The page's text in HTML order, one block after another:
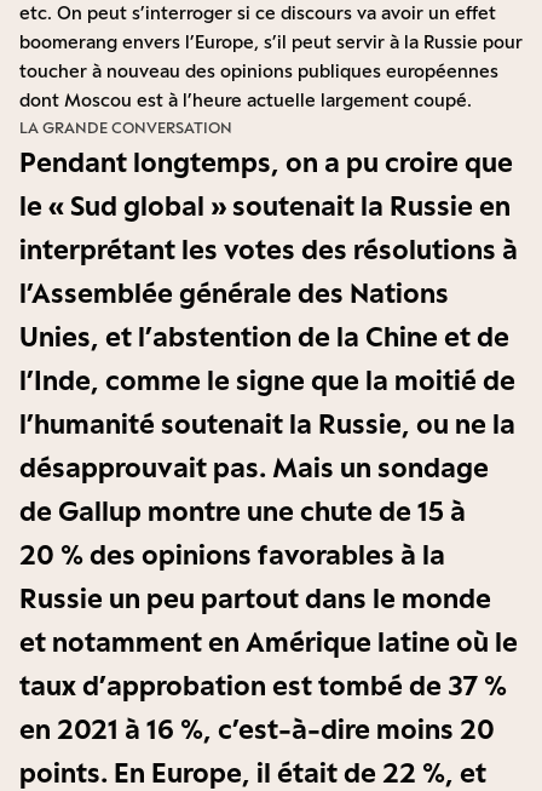
etc. On peut s’interroger si ce discours va avoir un effet
boomerang envers l’Europe, s’il peut servir à la Russie pour
toucher à nouveau des opinions publiques européennes
dont Moscou est à l’heure actuelle largement coupé.
Pendant longtemps, on a pu croire que
le « Sud global » soutenait la Russie en
interprétant les votes des résolutions à
l’Assemblée générale des Nations
Unies, et l’abstention de la Chine et de
l’Inde, comme le signe que la moitié de
l’humanité soutenait la Russie, ou ne la
désapprouvait pas. Mais un sondage
de Gallup montre une chute de 15 à
20 % des opinions favorables à la
Russie un peu partout dans le monde
et notamment en Amérique latine où le
taux d’approbation est tombé de 37 %
en 2021 à 16 %, c’est-à-dire moins 20
points. En Europe, il était de 22 %, et
LA GRANDE CONVERSATION